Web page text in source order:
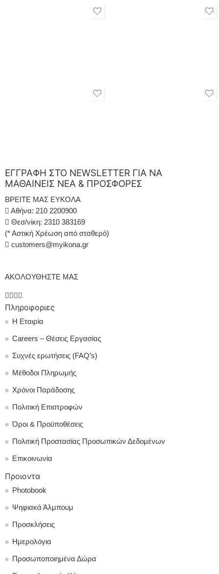
ΕΓΓΡΑΦΗ ΣΤΟ NEWSLETTER ΓΙΑ ΝΑ
ΜΑΘΑΙΝΕΙΣ ΝΕΑ & ΠΡΟΣΦΟΡΕΣ
ΒΡΕΙΤΕ ΜΑΣ ΕΥΚΟΛΑ
Αθήνα: 210 2200900
Θεσ/νίκη: 2310 383169
(* Αστική Χρέωση από σταθερό)
customers@myikona.gr
ΑΚΟΛΟΥΘΗΣΤΕ ΜΑΣ
Πληροφοριες
Η Εταιρία
Careers – Θέσεις Εργασίας
Συχνές ερωτήσεις (FAQ’s)
Μέθοδοι Πληρωμής
Χρόνοι Παράδοσης
Πολιτική Επιστροφών
Όροι & Προϋποθέσεις
Πολιτική Προστασίας Προσωπικών Δεδομένων
Επικοινωνία
Προιοντα
Photobook
Ψηφιακά Άλμπουμ
Προσκλήσεις
Ημερολόγια
Προσωποποιημένα Δώρα